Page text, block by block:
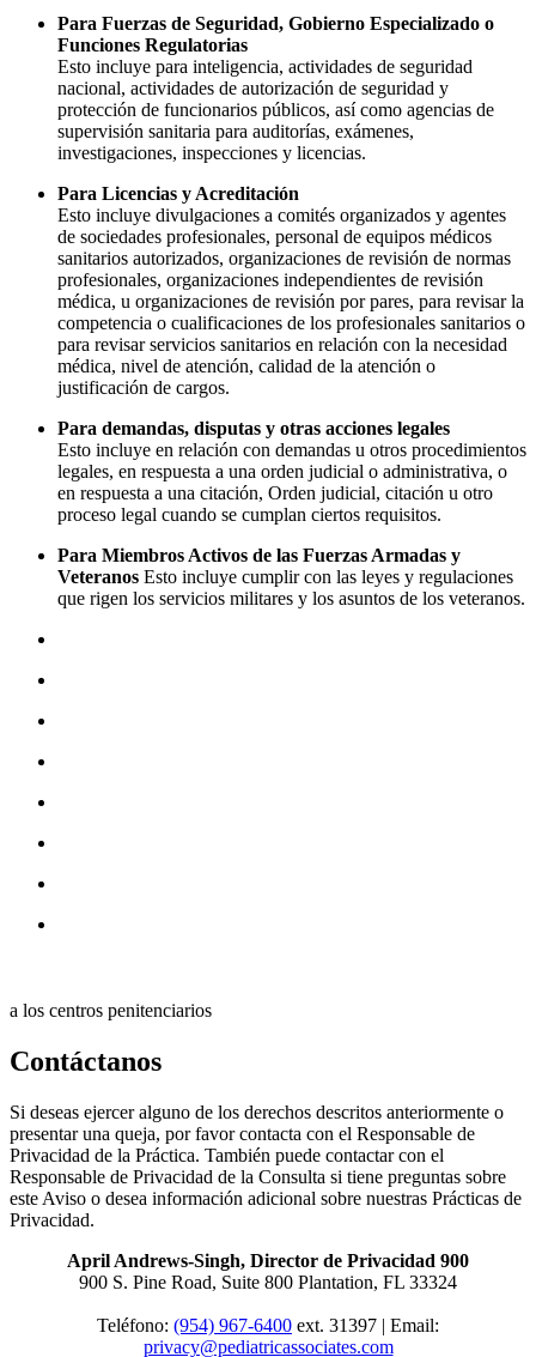
Para Fuerzas de Seguridad, Gobierno Especializado o
Funciones Regulatorias
Esto incluye para inteligencia, actividades de seguridad
nacional, actividades de autorización de seguridad y
protección de funcionarios públicos, así como agencias de
supervisión sanitaria para auditorías, exámenes,
investigaciones, inspecciones y licencias.
Para Licencias y Acreditación
Esto incluye divulgaciones a comités organizados y agentes
de sociedades profesionales, personal de equipos médicos
sanitarios autorizados, organizaciones de revisión de normas
profesionales, organizaciones independientes de revisión
médica, u organizaciones de revisión por pares, para revisar la
competencia o cualificaciones de los profesionales sanitarios o
para revisar servicios sanitarios en relación con la necesidad
médica, nivel de atención, calidad de la atención o
justificación de cargos.
Para demandas, disputas y otras acciones legales
Esto incluye en relación con demandas u otros procedimientos
legales, en respuesta a una orden judicial o administrativa, o
en respuesta a una citación, Orden judicial, citación u otro
proceso legal cuando se cumplan ciertos requisitos.
Para Miembros Activos de las Fuerzas Armadas y
Veteranos Esto incluye cumplir con las leyes y regulaciones
que rigen los servicios militares y los asuntos de los veteranos.
a los centros penitenciarios
Contáctanos
Si deseas ejercer alguno de los derechos descritos anteriormente o
presentar una queja, por favor contacta con el Responsable de
Privacidad de la Práctica. También puede contactar con el
Responsable de Privacidad de la Consulta si tiene preguntas sobre
este Aviso o desea información adicional sobre nuestras Prácticas de
Privacidad.
April Andrews-Singh, Director de Privacidad 900
900 S. Pine Road, Suite 800 Plantation, FL 33324
Teléfono: (954) 967-6400 ext. 31397 | Email:
privacy@pediatricassociates.com